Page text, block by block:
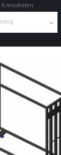
resultaten